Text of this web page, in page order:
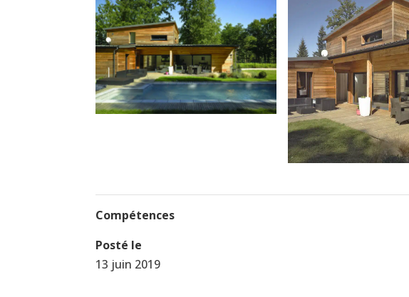
Compétences
Posté le
13 juin 2019